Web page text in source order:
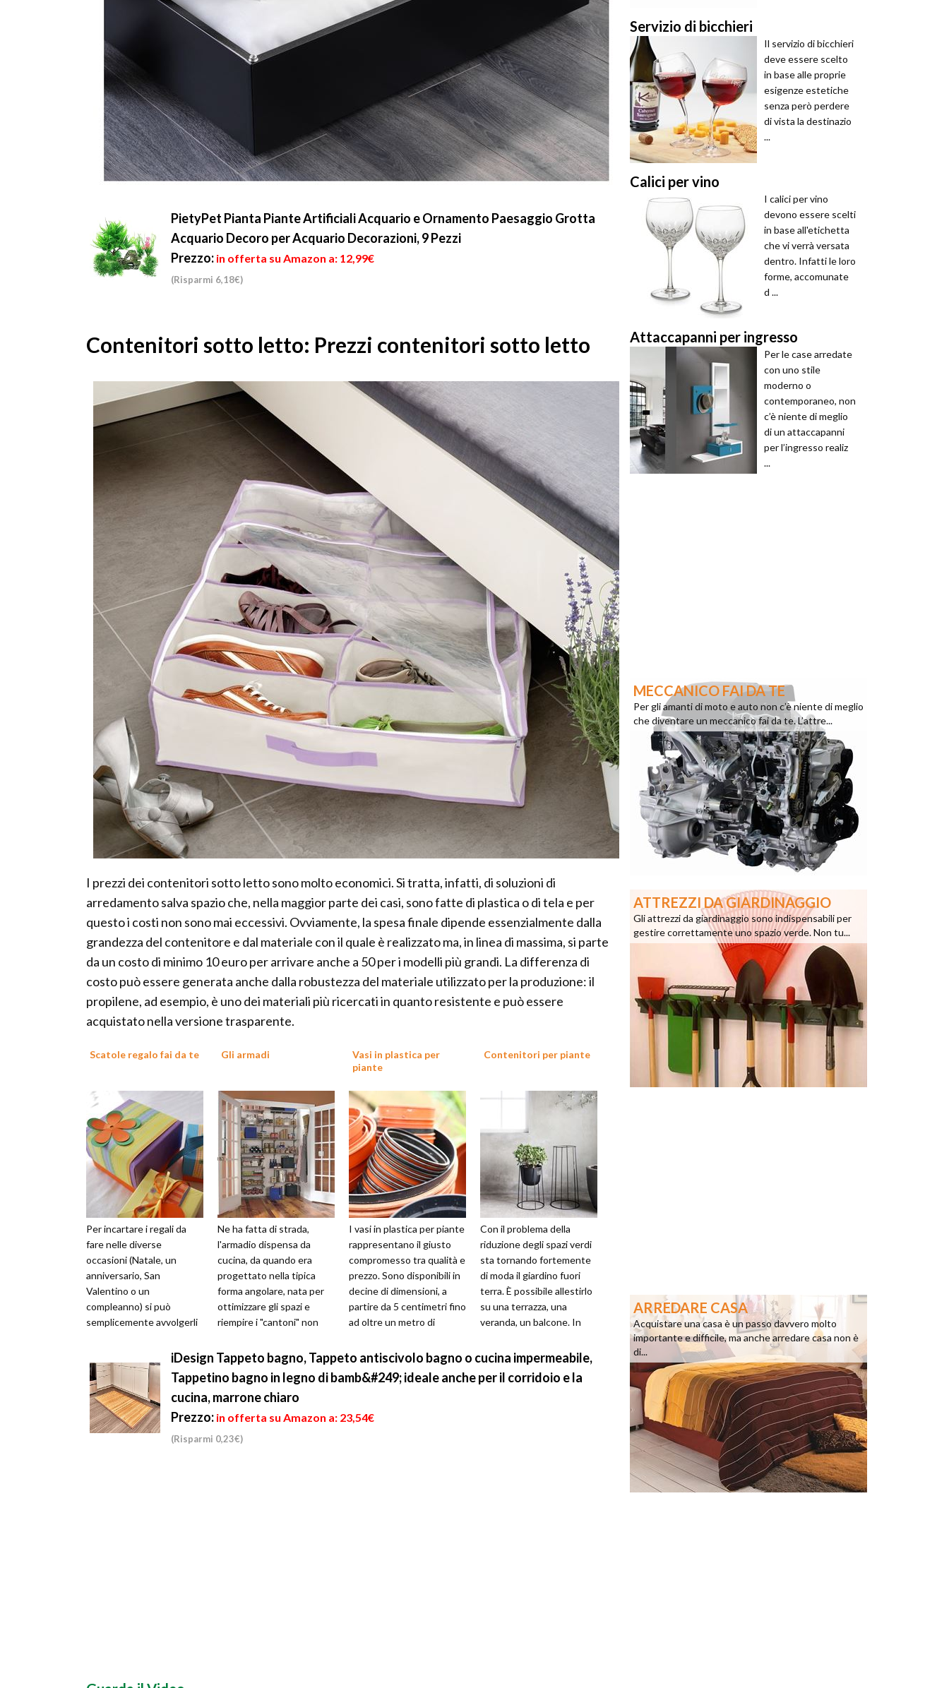
PietyPet Pianta Piante Artificiali Acquario e Ornamento Paesaggio Grotta
Acquario Decoro per Acquario Decorazioni, 9 Pezzi
Prezzo: in offerta su Amazon a: 12,99€
(Risparmi 6,18€)
Contenitori sotto letto: Prezzi contenitori sotto letto
I prezzi dei contenitori sotto letto sono molto economici. Si tratta, infatti, di soluzioni di
arredamento salva spazio che, nella maggior parte dei casi, sono fatte di plastica o di tela e per
questo i costi non sono mai eccessivi. Ovviamente, la spesa finale dipende essenzialmente dalla
grandezza del contenitore e dal materiale con il quale è realizzato ma, in linea di massima, si parte
da un costo di minimo 10 euro per arrivare anche a 50 per i modelli più grandi. La differenza di
costo può essere generata anche dalla robustezza del materiale utilizzato per la produzione: il
propilene, ad esempio, è uno dei materiali più ricercati in quanto resistente e può essere
acquistato nella versione trasparente.
Scatole regalo fai da te
Per incartare i regali da
fare nelle diverse
occasioni (Natale, un
anniversario, San
Valentino o un
compleanno) si può
semplicemente avvolgerli
presentarli all'inte...
Gli armadi
Ne ha fatta di strada,
l'armadio dispensa da
cucina, da quando era
progettato nella tipica
forma angolare, nata per
ottimizzare gli spazi e
riempire i "cantoni" non
Propri...
Vasi in plastica per
piante
I vasi in plastica per piante
rappresentano il giusto
compromesso tra qualità e
prezzo. Sono disponibili in
decine di dimensioni, a
partire da 5 centimetri fino
ad oltre un metro di
Contenitori per piante
Con il problema della
riduzione degli spazi verdi
sta tornando fortemente
di moda il giardino fuori
terra. È possibile allestirlo
su una terrazza, una
veranda, un balcone. In
conten...
iDesign Tappeto bagno, Tappeto antiscivolo bagno o cucina impermeabile,
Tappetino bagno in legno di bamb&#249; ideale anche per il corridoio e la
cucina, marrone chiaro
Prezzo: in offerta su Amazon a: 23,54€
(Risparmi 0,23€)
Servizio di bicchieri
Il servizio di bicchieri
deve essere scelto
in base alle proprie
esigenze estetiche
senza però perdere
di vista la destinazio
...
Calici per vino
I calici per vino
devono essere scelti
in base all'etichetta
che vi verrà versata
dentro. Infatti le loro
forme, accomunate
d ...
Attaccapanni per ingresso
Per le case arredate
con uno stile
moderno o
contemporaneo, non
c’è niente di meglio
di un attaccapanni
per l’ingresso realiz
...
MECCANICO FAI DA TE
Per gli amanti di moto e auto non c’è niente di meglio
che diventare un meccanico fai da te. L’attre...
ATTREZZI DA GIARDINAGGIO
Gli attrezzi da giardinaggio sono indispensabili per
gestire correttamente uno spazio verde. Non tu...
ARREDARE CASA
Acquistare una casa è un passo davvero molto
importante e difficile, ma anche arredare casa non è
di...